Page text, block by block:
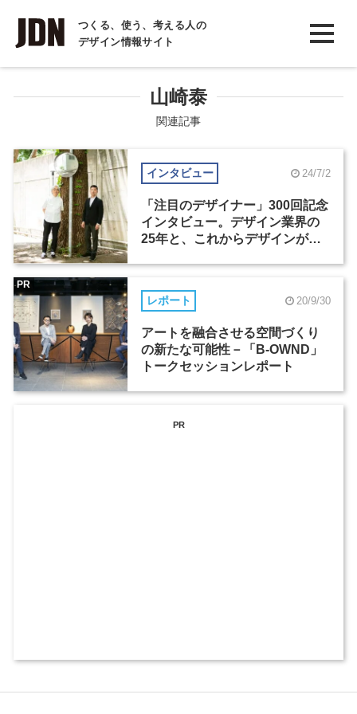
つくる、使う、考える人の
デザイン情報サイト
INTERVIEW
インタビュー
COLUMN
コラム
山崎泰
関連記事
インタビュー 24/7/2
「注目のデザイナー」300回記念
インタビュー。デザイン業界の
25年と、これからデザインがで
レポート 20/9/30
アートを融合させる空間づくり
の新たな可能性－「B-OWND」
トークセッションレポート
PR
PR